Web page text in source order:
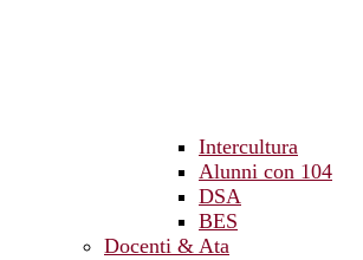
Intercultura
Alunni con 104
DSA
BES
Docenti & Ata